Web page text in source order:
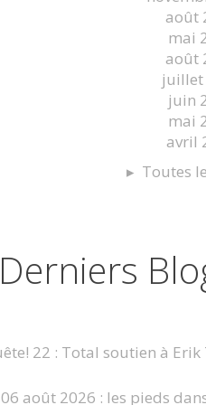
août
mai
août
juillet
juin
mai
avril
Toutes
Derniers
22 : Total soutien à Erik
06 août 2026 : les pieds